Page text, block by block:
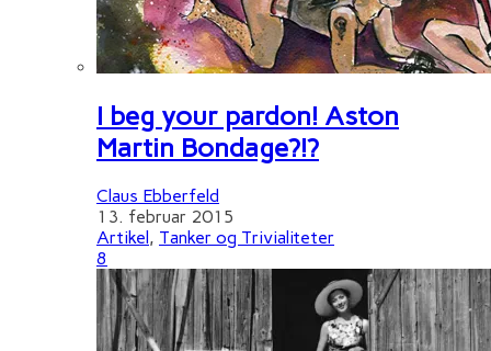
I beg your pardon! Aston
Martin Bondage?!?
Claus Ebberfeld
13. februar 2015
Artikel, Tanker og Trivialiteter
8